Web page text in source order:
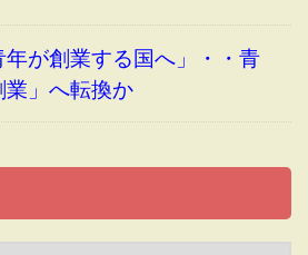
が創業する国へ」・・青
」へ転換か